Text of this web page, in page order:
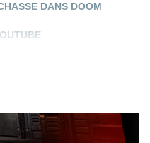
DANS DOOM
DU FUSIL DE